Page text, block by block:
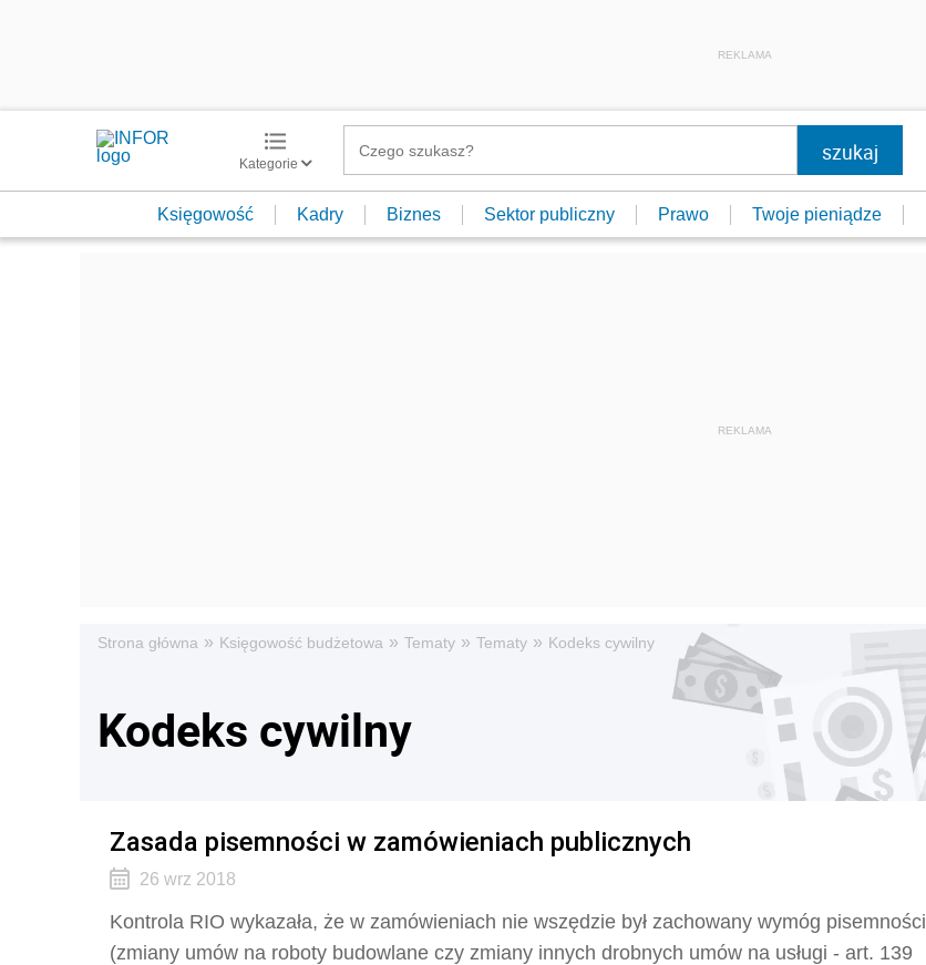
REKLAMA
Kategorie
Księgowość Kadry Biznes Sektor publiczny Prawo Twoje pieniądze
Strona główna » Księgowość budżetowa » Tematy » Tematy » Kodeks cywilny
Kodeks cywilny
Zasada pisemności w zamówieniach publicznych
26 wrz 2018
Kontrola RIO wykazała, że w zamówieniach nie wszędzie był zachowany wymóg pisemności
(zmiany umów na roboty budowlane czy zmiany innych drobnych umów na usługi - art. 139